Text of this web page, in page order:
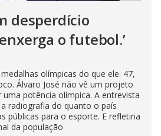
desperdício
o futebol.’
olímpicas do que ele. 47,
Álvaro José não vê um projeto
potência olímpica. A entrevista
radiografia do quanto o país
públicas para o esporte. E refletiria
da população